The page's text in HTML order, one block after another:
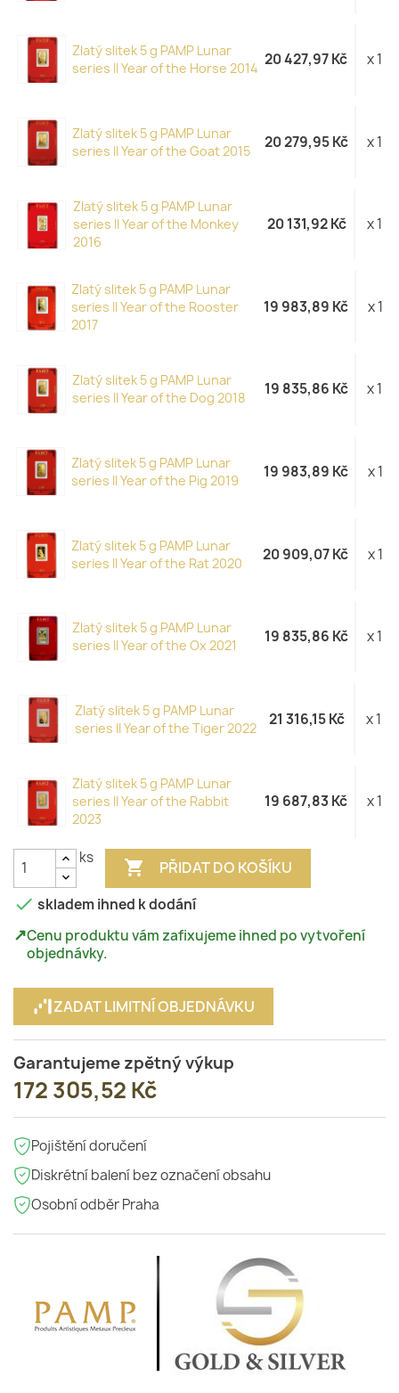
Zlatý slitek 5 g PAMP Lunar
series II Year of the Horse 2014 20 427,97 Kč x 1
Zlatý slitek 5 g PAMP Lunar
series II Year of the Goat 2015
20 279,95 Kč x 1
Zlatý slitek 5 g PAMP Lunar
series II Year of the Monkey
2016
20 131,92 Kč x 1
Zlatý slitek 5 g PAMP Lunar
series II Year of the Rooster
2017
19 983,89 Kč x 1
Zlatý slitek 5 g PAMP Lunar
series II Year of the Dog 2018
19 835,86 Kč x 1
Zlatý slitek 5 g PAMP Lunar
series II Year of the Pig 2019
19 983,89 Kč x 1
Zlatý slitek 5 g PAMP Lunar
series II Year of the Rat 2020
20 909,07 Kč x 1
Zlatý slitek 5 g PAMP Lunar
series II Year of the Ox 2021
19 835,86 Kč x 1
Zlatý slitek 5 g PAMP Lunar
series II Year of the Tiger 2022
21 316,15 Kč x 1
Zlatý slitek 5 g PAMP Lunar
series II Year of the Rabbit
2023
19 687,83 Kč x 1
ks  PŘIDAT DO KOŠÍKU
 skladem ihned k dodání
↗Cenu produktu vám zafixujeme ihned po vytvoření
objednávky.
ZADAT LIMITNÍ OBJEDNÁVKU
Garantujeme zpětný výkup
172 305,52 Kč
Pojištění doručení
Diskrétní balení bez označení obsahu
Osobní odběr Praha